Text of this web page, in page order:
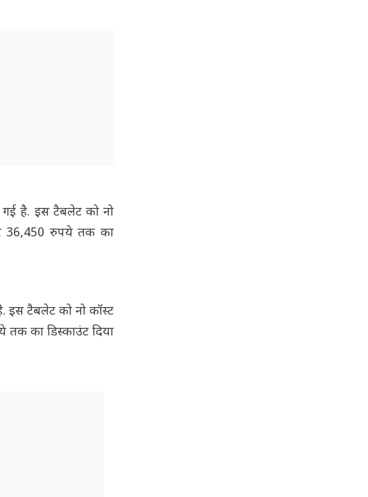
है. इस टैबलेट को नो
36,450 रुपये तक का
टैबलेट को नो कॉस्ट
का डिस्काउंट दिया